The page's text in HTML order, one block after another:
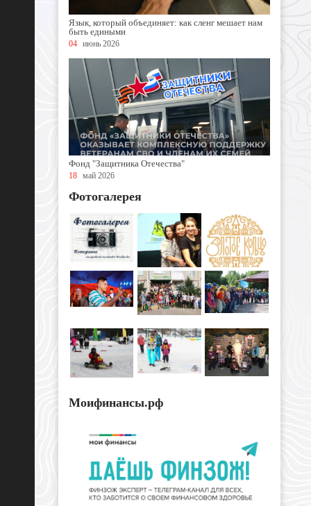
Язык, который объединяет: как сленг мешает нам
быть едиными
04 июнь 2026
Фонд "Защитника Отечества"
18 май 2026
Фотогалерея
Моифинансы.рф